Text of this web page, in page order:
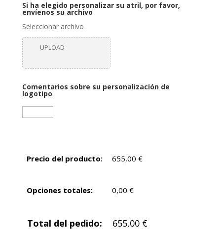
Si ha elegido personalizar su atril, por favor,
envíenos su archivo
Seleccionar archivo
UPLOAD
Comentarios sobre su personalización de
logotipo
Precio del producto: 655,00 €
Opciones totales: 0,00 €
Total del pedido: 655,00 €